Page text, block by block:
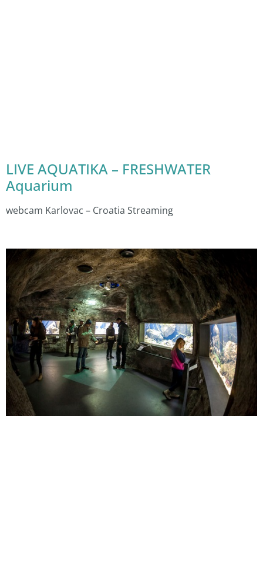
LIVE AQUATIKA – FRESHWATER
Aquarium
webcam Karlovac – Croatia Streaming